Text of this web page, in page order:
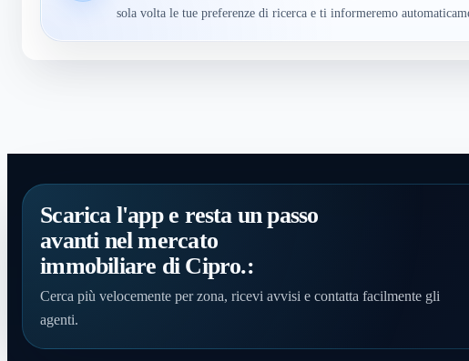
sola volta le tue preferenze di ricerca e ti informeremo
Scarica l'app e resta un passo
avanti nel mercato
immobiliare di Cipro.:
Cerca più velocemente per zona, ricevi avvisi e contatta facilmente gli
agenti.